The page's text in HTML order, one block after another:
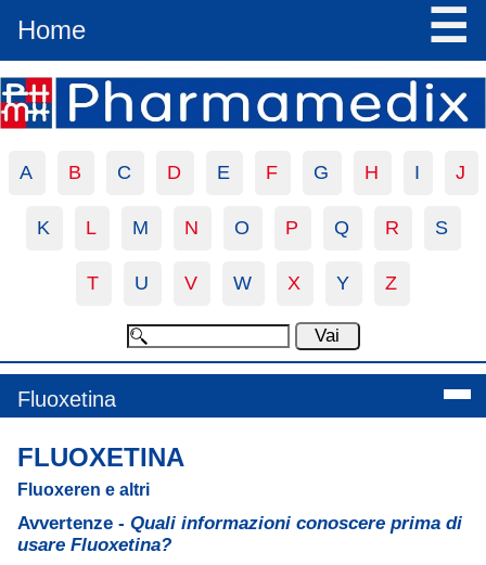
Home ☰
A B C D E F G H I J
K L M N O P Q R S
T U V W X Y Z
Fluoxetina
FLUOXETINA
Fluoxeren e altri
Avvertenze - Quali informazioni conoscere prima di
usare Fluoxetina?